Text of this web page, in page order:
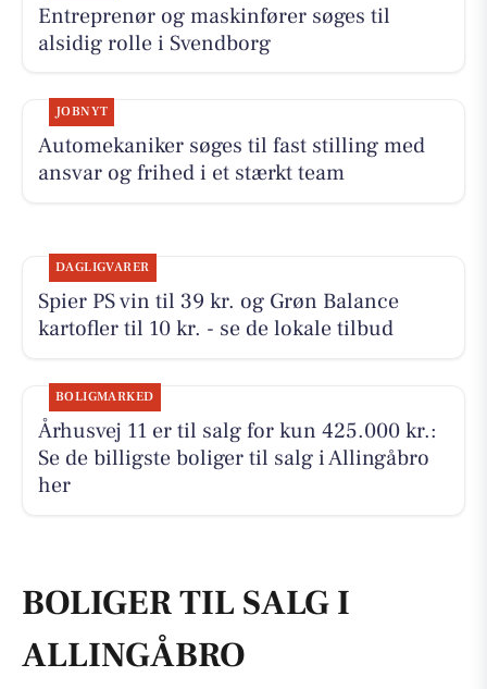
Entreprenør og maskinfører søges til
alsidig rolle i Svendborg
JOBNYT
Automekaniker søges til fast stilling med
ansvar og frihed i et stærkt team
DAGLIGVARER
Spier PS vin til 39 kr. og Grøn Balance
kartofler til 10 kr. - se de lokale tilbud
BOLIGMARKED
Århusvej 11 er til salg for kun 425.000 kr.:
Se de billigste boliger til salg i Allingåbro
her
BOLIGER TIL SALG I
ALLINGÅBRO